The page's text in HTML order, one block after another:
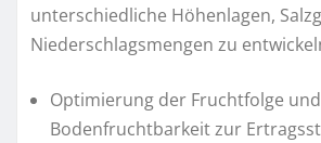
unterschiedliche Höhenlagen,
Niederschlagsmengen zu
Optimierung der Fruchtfolge und
Bodenfruchtbarkeit zur